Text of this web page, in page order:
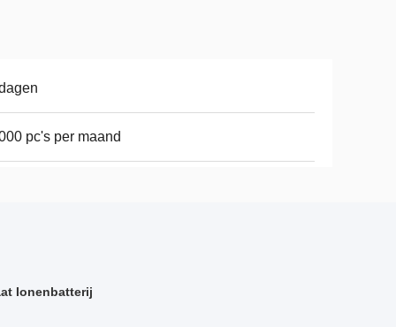
pc's per maand
Ionenbatterij